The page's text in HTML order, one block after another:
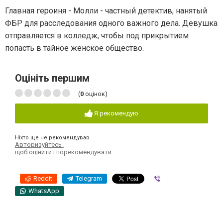
Главная героиня - Молли - частный детектив, нанятый
ФБР для расследования одного важного дела. Девушка
отправляется в колледж, чтобы под прикрытием
попасть в тайное женское общество.
Оцініть першим
(0 оцінок)
Я рекомендую
Ніхто ще не рекомендував
Авторизуйтесь ,
щоб оцінити і порекомендувати
Reddit Telegram
WhatsApp